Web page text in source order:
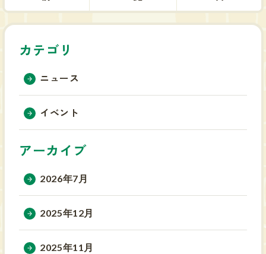
カテゴリ
ニュース
イベント
アーカイブ
2026年7月
2025年12月
2025年11月